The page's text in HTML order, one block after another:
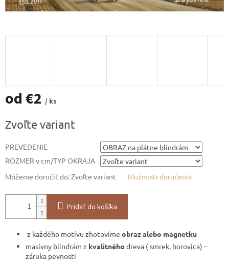
od€2 / ks
cena:
Zvoľte variant
PREVEDENIE
ROZMER v cm/TYP OKRAJA
Môžeme doručiť do:Zvoľte variant Možnosti doručenia
Pridať do košíka
z každého motívu zhotovíme obraz alebo magnetku
masívny blindrám z kvalitného dreva ( smrek, borovica) –
záruka pevnosti